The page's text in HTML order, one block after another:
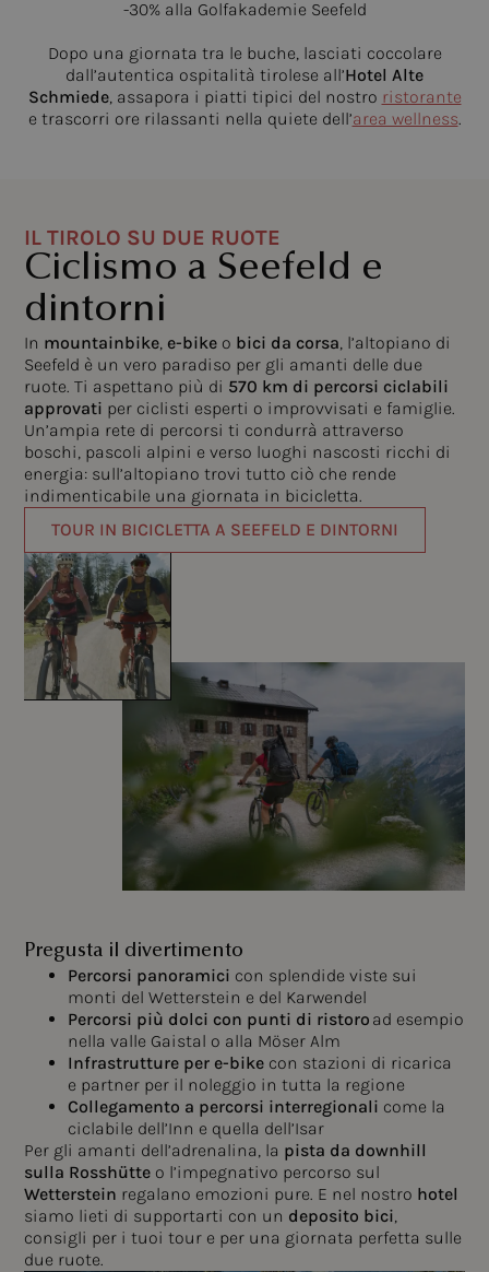
-30% alla Golfakademie Seefeld
Dopo una giornata tra le buche, lasciati coccolare
dall’autentica ospitalità tirolese all’Hotel Alte
Schmiede, assapora i piatti tipici del nostro ristorante
e trascorri ore rilassanti nella quiete dell’area wellness
IL TIROLO SU DUE RUOTE
Ciclismo a Seefeld e
dintorni
In mountainbike, e-bike o bici da corsa, l’altopiano di
Seefeld è un vero paradiso per gli amanti delle due
ruote. Ti aspettano più di 570 km di percorsi ciclabili
approvati per ciclisti esperti o improvvisati e famiglie.
Un’ampia rete di percorsi ti condurrà attraverso
boschi, pascoli alpini e verso luoghi nascosti ricchi di
energia: sull’altopiano trovi tutto ciò che rende
indimenticabile una giornata in bicicletta.
TOUR IN BICICLETTA A SEEFELD E DINTORNI
Pregusta il divertimento
Percorsi panoramici con splendide viste sui
monti del Wetterstein e del Karwendel
Percorsi più dolci con punti di ristoro ad esempio
nella valle Gaistal o alla Möser Alm
Infrastrutture per e-bike con stazioni di ricarica
e partner per il noleggio in tutta la regione
Collegamento a percorsi interregionali come la
ciclabile dell’Inn e quella dell’Isar
Per gli amanti dell’adrenalina, la pista da downhill
sulla Rosshütte o l’impegnativo percorso sul
Wetterstein regalano emozioni pure. E nel nostro hotel
siamo lieti di supportarti con un deposito bici,
consigli per i tuoi tour e per una giornata perfetta sulle
due ruote.